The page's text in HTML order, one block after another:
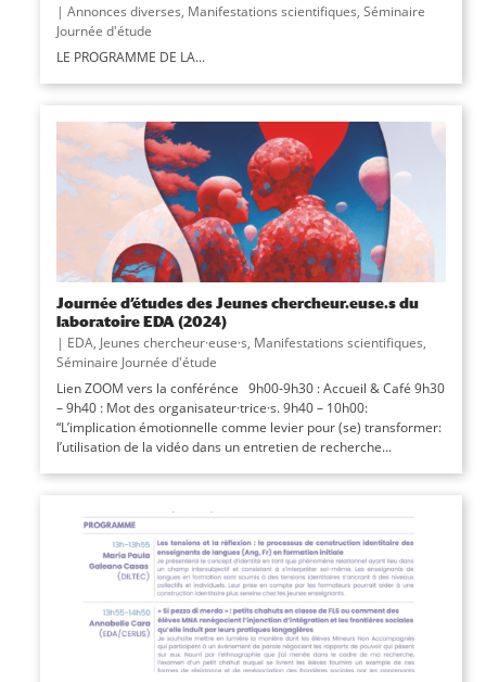
| Annonces diverses, Manifestations scientifiques, Séminaire
Journée d'étude
LE PROGRAMME DE LA...
Journée d’études des Jeunes chercheur.euse.s du
laboratoire EDA (2024)
| EDA, Jeunes chercheur·euse·s, Manifestations scientifiques,
Séminaire Journée d'étude
Lien ZOOM vers la conférénce 9h00-9h30 : Accueil & Café 9h30
– 9h40 : Mot des organisateur·trice·s. 9h40 – 10h00:
“L’implication émotionnelle comme levier pour (se) transformer:
l’utilisation de la vidéo dans un entretien de recherche...